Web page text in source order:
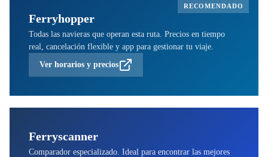
RECOMENDADO
Ferryhopper
Todas las navieras que operan esta ruta. Precios en tiempo
real, cancelación flexible y app para gestionar tu viaje.
Ver horarios y precios
Ferryscanner
Comparador especializado. Ideal para encontrar las mejores